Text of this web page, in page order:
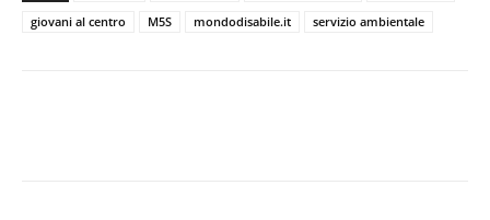
giovani al centro
M5S mondodisabile.it servizio ambientale